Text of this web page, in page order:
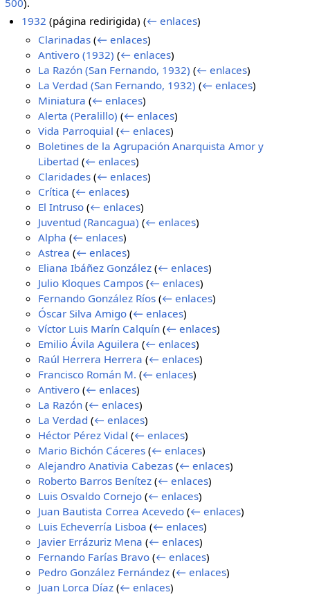
1932 (página redirigida)(← enlaces)
Clarinadas (← enlaces)
Antivero (1932) (← enlaces)
La Razón (San Fernando, 1932) (← enlaces)
La Verdad (San Fernando, 1932) (← enlaces)
Miniatura (← enlaces)
Alerta (Peralillo) (← enlaces)
Vida Parroquial (← enlaces)
Boletines de la Agrupación Anarquista Amor y
Libertad (← enlaces)
Claridades (← enlaces)
Crítica (← enlaces)
El Intruso (← enlaces)
Juventud (Rancagua) (← enlaces)
Alpha (← enlaces)
Astrea (← enlaces)
Eliana Ibáñez González (← enlaces)
Julio Kloques Campos (← enlaces)
Fernando González Ríos (← enlaces)
Óscar Silva Amigo (← enlaces)
Víctor Luis Marín Calquín (← enlaces)
Emilio Ávila Aguilera (← enlaces)
Raúl Herrera Herrera (← enlaces)
Francisco Román M. (← enlaces)
Antivero (← enlaces)
La Razón (← enlaces)
La Verdad (← enlaces)
Héctor Pérez Vidal (← enlaces)
Mario Bichón Cáceres (← enlaces)
Alejandro Anativia Cabezas (← enlaces)
Roberto Barros Benítez (← enlaces)
Luis Osvaldo Cornejo (← enlaces)
Juan Bautista Correa Acevedo (← enlaces)
Luis Echeverría Lisboa (← enlaces)
Javier Errázuriz Mena (← enlaces)
Fernando Farías Bravo (← enlaces)
Pedro González Fernández (← enlaces)
Juan Lorca Díaz (← enlaces)